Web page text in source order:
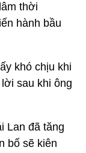
thời
hành bầu
khó chịu khi
sau khi ông
Lan đã tăng
bố sẽ kiên